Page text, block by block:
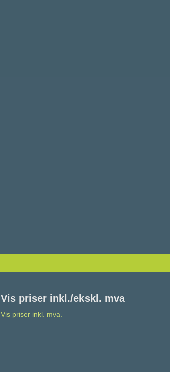
Vis priser inkl./ekskl. mva
Vis priser inkl. mva.